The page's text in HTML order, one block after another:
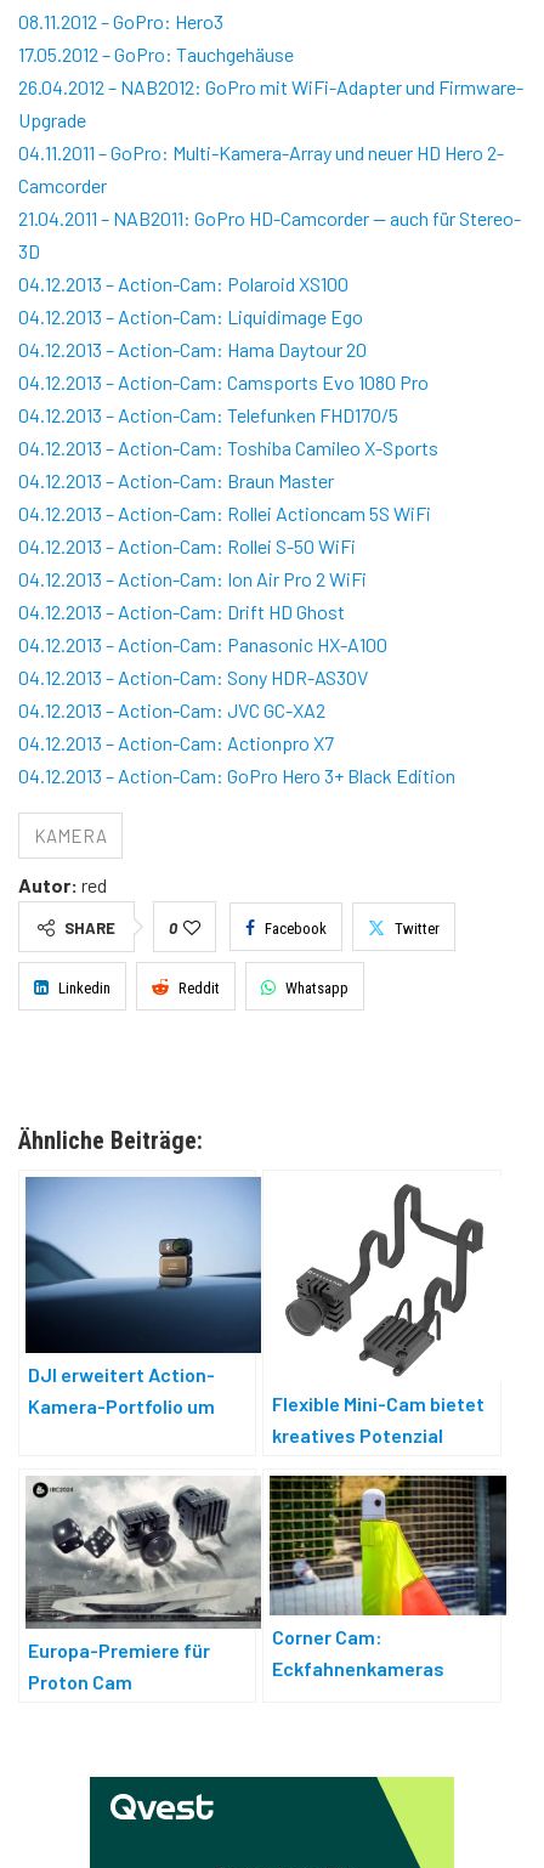
08.11.2012 – GoPro: Hero3
17.05.2012 – GoPro: Tauchgehäuse
26.04.2012 – NAB2012: GoPro mit WiFi-Adapter und Firmware-
Upgrade
04.11.2011 – GoPro: Multi-Kamera-Array und neuer HD Hero 2-
Camcorder
21.04.2011 – NAB2011: GoPro HD-Camcorder — auch für Stereo-
3D
04.12.2013 – Action-Cam: Polaroid XS100
04.12.2013 – Action-Cam: Liquidimage Ego
04.12.2013 – Action-Cam: Hama Daytour 20
04.12.2013 – Action-Cam: Camsports Evo 1080 Pro
04.12.2013 – Action-Cam: Telefunken FHD170/5
04.12.2013 – Action-Cam: Toshiba Camileo X-Sports
04.12.2013 – Action-Cam: Braun Master
04.12.2013 – Action-Cam: Rollei Actioncam 5S WiFi
04.12.2013 – Action-Cam: Rollei S-50 WiFi
04.12.2013 – Action-Cam: Ion Air Pro 2 WiFi
04.12.2013 – Action-Cam: Drift HD Ghost
04.12.2013 – Action-Cam: Panasonic HX-A100
04.12.2013 – Action-Cam: Sony HDR-AS30V
04.12.2013 – Action-Cam: JVC GC-XA2
04.12.2013 – Action-Cam: Actionpro X7
04.12.2013 – Action-Cam: GoPro Hero 3+ Black Edition
KAMERA
Autor: red
SHARE 0 Facebook Twitter
Linkedin Reddit Whatsapp
Ähnliche Beiträge:
DJI erweitert Action-
Kamera-Portfolio um
Flexible Mini-Cam bietet
kreatives Potenzial
Europa-Premiere für
Proton Cam
Corner Cam:
Eckfahnenkameras